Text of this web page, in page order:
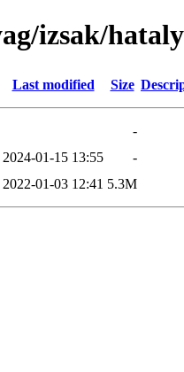
izsak/
Last modified Size
-
2024-01-15 13:55
-
2022-01-03 12:41 5.3M